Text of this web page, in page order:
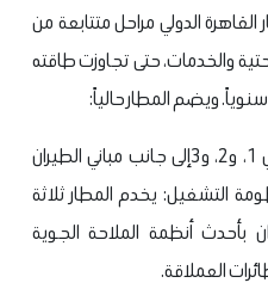
الدولي مراحل متتابعة من
والخدمات، حتى تجاوزت طاقته
• ثلاثة مبانٍ رئيسية للركاب: مباني 1، و2، و3إلى جانب مباني الطيران
التشغيل: يخدم المطار ثلاثة
بأحدث أنظمة الملاحة الجوية
العملاقة.